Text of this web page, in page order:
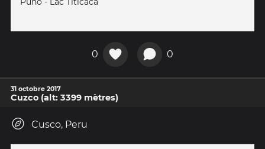
0 0
31 octobre 2017
Cuzco (alt: 3399 mètres)
Cusco, Peru